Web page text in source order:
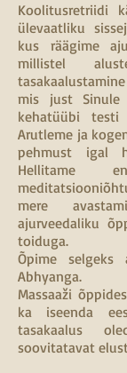
Koolitusretriidi
ülevaatliku
kus räägime
millistel
mis just Sinule
kehatüübi testi
Arutleme ja
pehmust igal
Hellitame
mere
ajurveedaliku
toiduga.
Õpime selgeks
Abhyanga.
Massaaži
ka iseenda
tasakaalus
soovitatavat